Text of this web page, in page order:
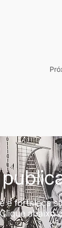
e fortaleça
abaixo